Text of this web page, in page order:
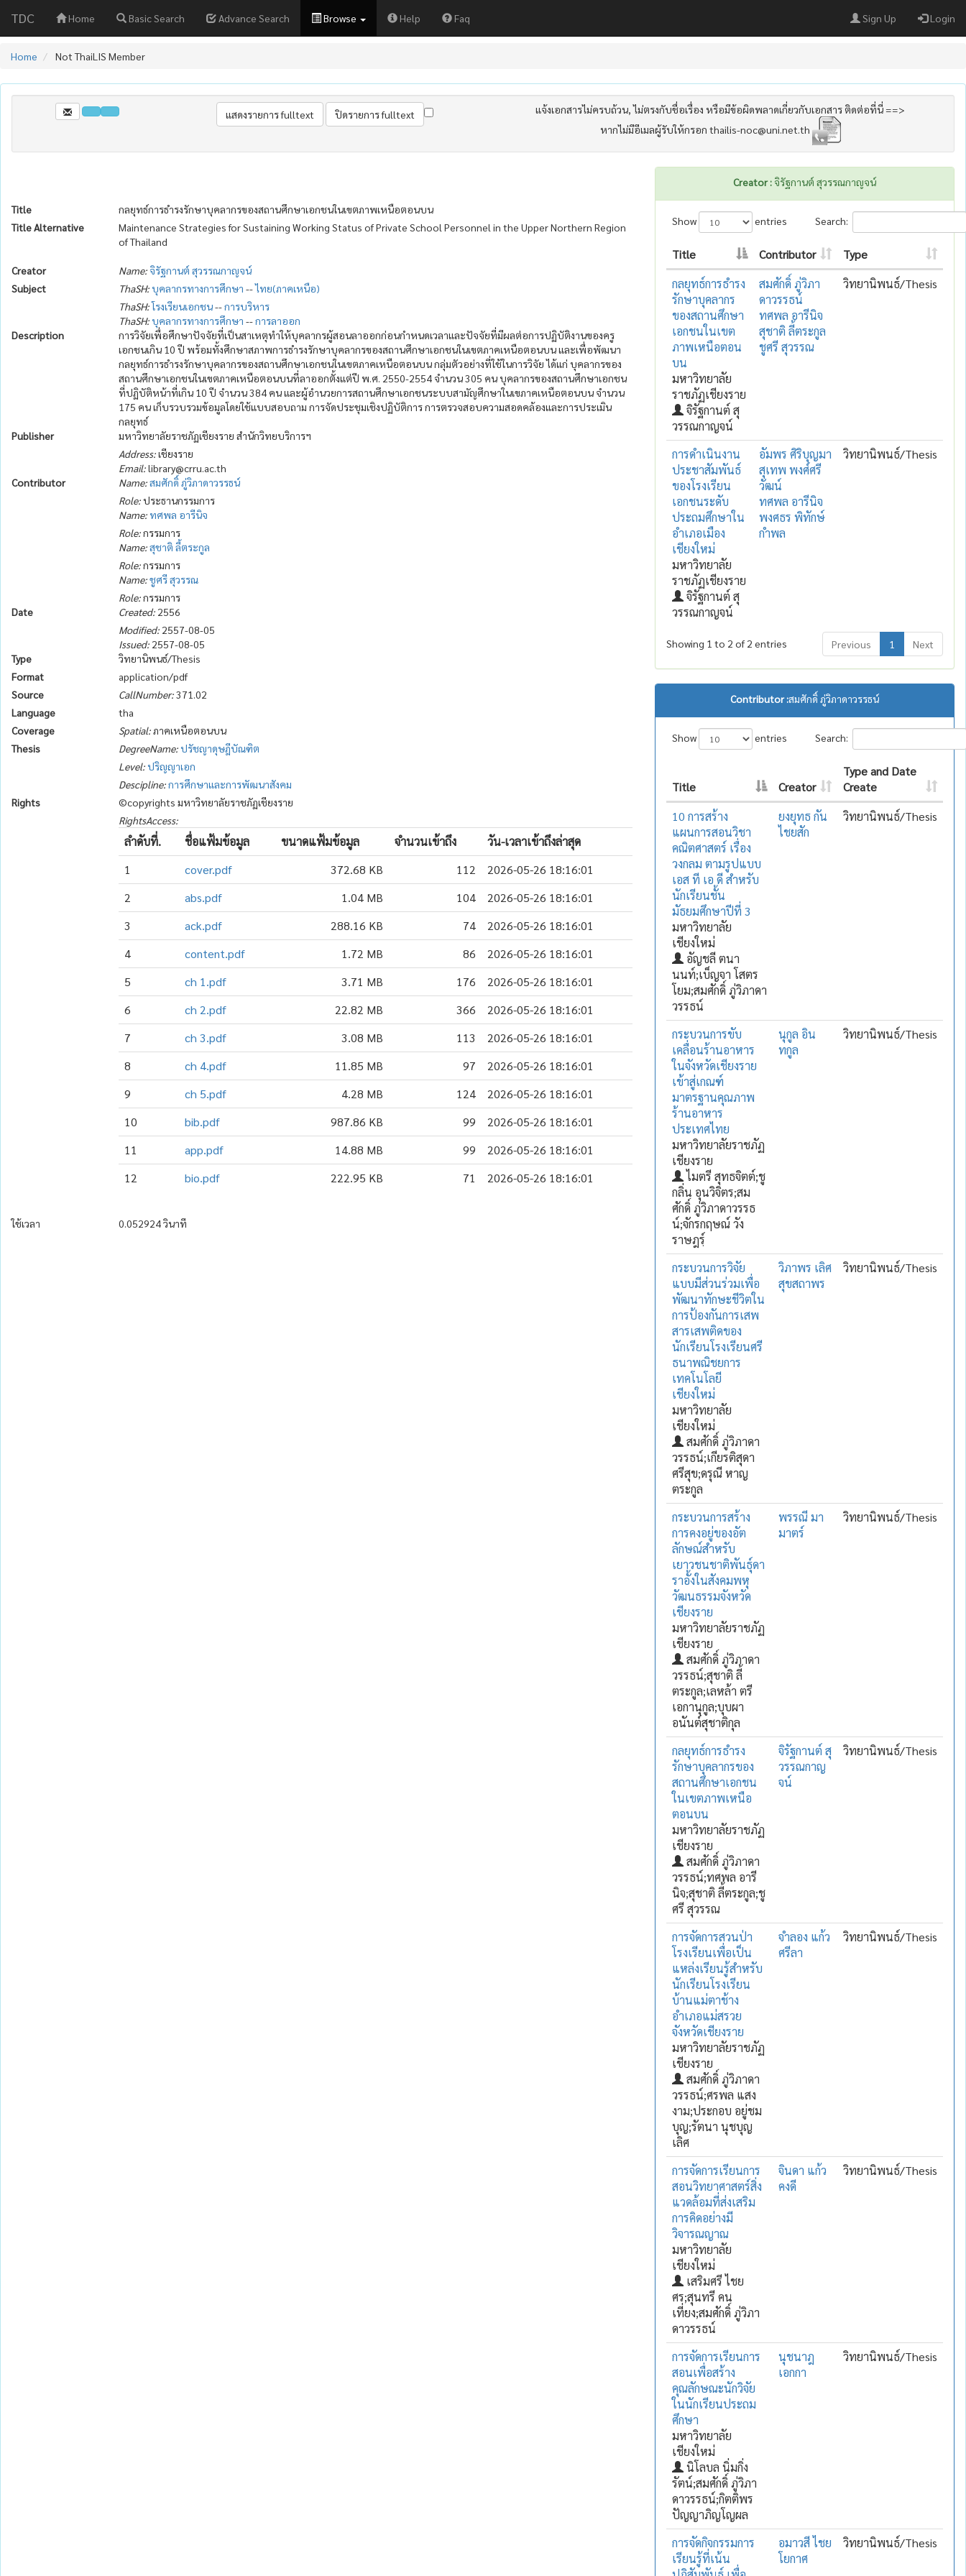
TDC Home Basic Search Advance Search Browse Help Faq Sign Up Login
Home Not ThaiLIS Member
แจ้งเอกสารไม่ครบถ้วน, ไม่ตรงกับชื่อเรื่อง หรือมีข้อผิดพลาดเกี่ยวกับเอกสาร ติดต่อที่นี่ ==>
หากไม่มีอีเมลผู้รับให้กรอก thailis-noc@uni.net.th
Title
กลยุทธ์การธำรงรักษาบุคลากรของสถานศึกษาเอกชนในเขตภาพเหนือตอนบน
Title Alternative
Maintenance Strategies for Sustaining Working Status of Private School Personnel in the Upper Northern Region
of Thailand
Creator Name: จิรัฐกานต์ สุวรรณกาญจน์
Subject
ThaSH:บุคลากรทางการศึกษา --ไทย(ภาคเหนือ)
ThaSH:โรงเรียนเอกชน--การบริหาร
ThaSH:บุคลากรทางการศึกษา --การลาออก
Description
การวิจัยเพื่อศึกษาปัจจัยที่เป็นสาเหตุทำให้บุคลากรผู้สอนลาออกก่อนกำหนดเวลาและปัจจัยที่มีผลต่อการปฏิบัติงานของครู
เอกชนเกิน 10 ปี พร้อมทั้งศึกษาสภาพการธำรงรักษาบุคลากรของสถานศึกษาเอกชนในเขตภาคเหนือตอนบน และเพื่อพัฒนา
กลยุทธ์การธำรงรักษาบุคลากรของสถานศึกษาเอกชนในเขตภาคเหนือตอนบน กลุ่มตัวอย่างที่ใช้ในการวิจัย ได้แก่ บุคลากรของ
สถานศึกษาเอกชนในเขตภาคเหนือตอนบนที่ลาออกตั้งแต่ปี พ.ศ. 2550-2554 จำนวน 305 คน บุคลากรของสถานศึกษาเอกชน
ที่ปฏิบัติหน้าที่เกิน 10 ปี จำนวน 384 คน และผู้อำนวยการสถานศึกษาเอกชนระบบสามัญศึกษาในเขภาคเหนือตอนบน จำนวน
175 คน เก็บรวบรวมข้อมูลโดยใช้แบบสอบถาม การจัดประชุมเชิงปฏิบัติการ การตรวจสอบความสอดคล้องและการประเมิน
กลยุทธ์
Publisher
มหาวิทยาลัยราชภัฏเชียงราย สำนักวิทยบริการฯ
Address:เชียงราย
Email:library@crru.ac.th
Contributor
Name:สมศักดิ์ ภู่วิภาดาวรรธน์
Role:ประธานกรรมการ
Name:ทศพล อารีนิจ
Role:กรรมการ
Name:สุชาติ ลี้ตระกูล
Role:กรรมการ
Name:ชูศรี สุวรรณ
Role:กรรมการ
Date
Created: 2556
Modified: 2557-08-05
Issued: 2557-08-05
Type
วิทยานิพนธ์/Thesis
Format
application/pdf
Source
CallNumber:371.02
Language
tha
Coverage
Spatial:ภาคเหนือตอนบน
Thesis
DegreeName:ปรัชญาดุษฎีบัณฑิต
Level:ปริญญาเอก
Descipline:การศึกษาและการพัฒนาสังคม
Rights
©copyrights มหาวิทยาลัยราชภัฏเชียงราย
RightsAccess:
ลำดับที่. ชื่อแฟ้มข้อมูล ขนาดแฟ้มข้อมูล จำนวนเข้าถึง
วัน-เวลาเข้าถึงล่าสุด
1
cover.pdf 372.68 KB 112
2026-05-26 18:16:01
2
abs.pdf 1.04 MB 104
2026-05-26 18:16:01
3
ack.pdf 288.16 KB 74
2026-05-26 18:16:01
4
content.pdf 1.72 MB 86
2026-05-26 18:16:01
5
ch 1.pdf 3.71 MB 176
2026-05-26 18:16:01
6
ch 2.pdf 22.82 MB 366
2026-05-26 18:16:01
7
ch 3.pdf 3.08 MB 113
2026-05-26 18:16:01
8
ch 4.pdf 11.85 MB 97
2026-05-26 18:16:01
9
ch 5.pdf 4.28 MB 124
2026-05-26 18:16:01
10
bib.pdf 987.86 KB 99
2026-05-26 18:16:01
11
app.pdf 14.88 MB 99
2026-05-26 18:16:01
12
bio.pdf 222.95 KB 71 2026-05-26 18:16:01
ใช้เวลา 0.052924 วินาที
Creator :จิรัฐกานต์ สุวรรณกาญจน์
Show entries Search:
Title Contributor
Type
กลยุทธ์การธำรง
รักษาบุคลากร
ของสถานศึกษา
เอกชนในเขต
ภาพเหนือตอน
บน
มหาวิทยาลัย
ราชภัฏเชียงราย
จิรัฐกานต์ สุ
วรรณกาญจน์
สมศักดิ์ ภู่วิภา
ดาวรรธน์
ทศพล อารีนิจ
สุชาติ ลี้ตระกูล
ชูศรี สุวรรณ
วิทยานิพนธ์/Thesis
การดำเนินงาน
ประชาสัมพันธ์
ของโรงเรียน
เอกชนระดับ
ประถมศึกษาใน
อำเภอเมือง
เชียงใหม่
มหาวิทยาลัย
ราชภัฏเชียงราย
จิรัฐกานต์ สุ
วรรณกาญจน์
อัมพร ศิริบุญมา
สุเทพ พงศ์ศรี
วัฒน์
ทศพล อารีนิจ
พงศธร พิทักษ์
กำพล
วิทยานิพนธ์/Thesis
Showing 1 to 2 of 2 entries Previous 1 Next
Contributor :สมศักดิ์ ภู่วิภาดาวรรธน์
Show entries Search:
Title Creator
Type and Date
Create
10 การสร้าง
แผนการสอนวิชา
คณิตศาสตร์ เรื่อง
วงกลม ตามรูปแบบ
เอส ที เอ ดี สำหรับ
นักเรียนชั้น
มัธยมศึกษาปีที่ 3
มหาวิทยาลัย
เชียงใหม่
อัญชลี ตนา
นนท์;เบ็ญจา โสตร
โยม;สมศักดิ์ ภู่วิภาดา
วรรธน์
ยงยุทธ กัน
ไชยสัก
วิทยานิพนธ์/Thesis
กระบวนการขับ
เคลื่อนร้านอาหาร
ในจังหวัดเชียงราย
เข้าสู่เกณฑ์
มาตรฐานคุณภาพ
ร้านอาหาร
ประเทศไทย
มหาวิทยาลัยราชภัฏ
เชียงราย
ไมตรี สุทธจิตต์;ชู
กลิ่น อุนวิจิตร;สม
ศักดิ์ ภู่วิภาดาวรรธ
น์;จักรกฤษณ์ วัง
ราษฎรฺ์
นุกูล อิน
ทกูล
วิทยานิพนธ์/Thesis
กระบวนการวิจัย
แบบมีส่วนร่วมเพื่อ
พัฒนาทักษะชีวิตใน
การป้องกันการเสพ
สารเสพติดของ
นักเรียนโรงเรียนศรี
ธนาพณิชยการ
เทคโนโลยี
เชียงใหม่
มหาวิทยาลัย
เชียงใหม่
สมศักดิ์ ภู่วิภาดา
วรรธน์;เกียรติสุดา
ศรีสุข;ดรุณี หาญ
ตระกูล
วิภาพร เลิศ
สุขสถาพร
วิทยานิพนธ์/Thesis
กระบวนการสร้าง
การคงอยู่ของอัต
ลักษณ์สำหรับ
เยาวชนชาติพันธุ์ดา
ราอั้งในสังคมพหุ
วัฒนธรรมจังหวัด
เชียงราย
มหาวิทยาลัยราชภัฏ
เชียงราย
สมศักดิ์ ภู่วิภาดา
วรรธน์;สุชาติ ลี้
ตระกูล;เลหล้า ตรี
เอกานุกูล;บุบผา
อนันต์สุชาติกุล
พรรณี มา
มาตร์
วิทยานิพนธ์/Thesis
กลยุทธ์การธำรง
รักษาบุคลากรของ
สถานศึกษาเอกชน
ในเขตภาพเหนือ
ตอนบน
มหาวิทยาลัยราชภัฏ
เชียงราย
สมศักดิ์ ภู่วิภาดา
วรรธน์;ทศพล อารี
นิจ;สุชาติ ลี้ตระกูล;ชู
ศรี สุวรรณ
จิรัฐกานต์ สุ
วรรณกาญ
จน์
วิทยานิพนธ์/Thesis
การจัดการสวนป่า
โรงเรียนเพื่อเป็น
แหล่งเรียนรู้สำหรับ
นักเรียนโรงเรียน
บ้านแม่ตาช้าง
อำเภอแม่สรวย
จังหวัดเชียงราย
มหาวิทยาลัยราชภัฏ
เชียงราย
สมศักดิ์ ภู่วิภาดา
วรรธน์;ศรพล แสง
งาม;ประกอบ อยู่ชม
บุญ;รัตนา นุชบุญ
เลิศ
จำลอง แก้ว
ศรีลา
วิทยานิพนธ์/Thesis
การจัดการเรียนการ
สอนวิทยาศาสตร์สิ่ง
แวดล้อมที่ส่งเสริม
การคิดอย่างมี
วิจารณญาณ
มหาวิทยาลัย
เชียงใหม่
เสริมศรี ไชย
ศร;สุนทรี คน
เที่ยง;สมศักดิ์ ภู่วิภา
ดาวรรธน์
จินดา แก้ว
คงดี
วิทยานิพนธ์/Thesis
การจัดการเรียนการ
สอนเพื่อสร้าง
คุณลักษณะนักวิจัย
ในนักเรียนประถม
ศึกษา
มหาวิทยาลัย
เชียงใหม่
นิโลบล นิ่มกิ่ง
รัตน์;สมศักดิ์ ภู่วิภา
ดาวรรธน์;กิตติพร
ปัญญาภิญโญผล
นุชนาฎ
เอกกา
วิทยานิพนธ์/Thesis
การจัดกิจกรรมการ
เรียนรู้ที่เน้น
อมาวสี ไชย
โยกาศ
วิทยานิพนธ์/Thesis